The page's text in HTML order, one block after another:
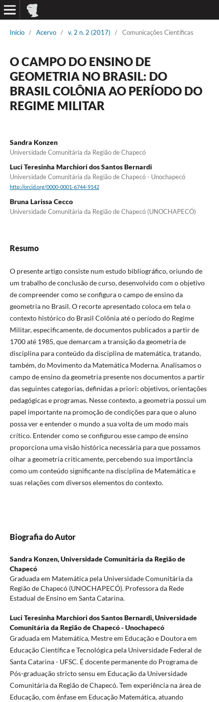
Início / Acervo / v. 2 n. 2 (2017) / Comunicações Científicas
O CAMPO DO ENSINO DE
GEOMETRIA NO BRASIL: DO
BRASIL COLÔNIA AO PERÍODO DO
REGIME MILITAR
Sandra Konzen
Universidade Comunitária da Região de Chapecó
Luci Teresinha Marchiori dos Santos Bernardi
Universidade Comunitária da Região de Chapecó - Unochapecó
http://orcid.org/0000-0001-6744-9142
Bruna Larissa Cecco
Universidade Comunitária da Região de Chapecó (UNOCHAPECÓ)
Resumo
O presente artigo consiste num estudo bibliográfico, oriundo de
um trabalho de conclusão de curso, desenvolvido com o objetivo
de compreender como se configura o campo de ensino da
geometria no Brasil. O recorte apresentado coloca em tela o
contexto histórico do Brasil Colônia até o período do Regime
Militar, especificamente, de documentos publicados a partir de
1700 até 1985, que demarcam a transição da geometria de
disciplina para conteúdo da disciplina de matemática, tratando,
também, do Movimento da Matemática Moderna. Analisamos o
campo de ensino da geometria presente nos documentos a partir
das seguintes categorias, definidas a priori: objetivos, orientações
pedagógicas e programas. Nesse contexto, a geometria possui um
papel importante na promoção de condições para que o aluno
possa ver e entender o mundo a sua volta de um modo mais
crítico. Entender como se configurou esse campo de ensino
proporciona uma visão histórica necessária para que possamos
olhar a geometria criticamente, percebendo sua importância
como um conteúdo significante na disciplina de Matemática e
suas relações com diversos elementos do contexto.
Biografia do Autor
Sandra Konzen,Universidade Comunitária da Região de
Chapecó
Graduada em Matemática pela Universidade Comunitária da
Região de Chapecó (UNOCHAPECÓ). Professora da Rede
Estadual de Ensino em Santa Catarina.
Luci Teresinha Marchiori dos Santos Bernardi,Universidade
Comunitária da Região de Chapecó - Unochapecó
Graduada em Matemática, Mestre em Educação e Doutora em
Educação Científica e Tecnológica pela Universidade Federal de
Santa Catarina - UFSC. É docente permanente do Programa de
Pós-graduação stricto sensu em Educação da Universidade
Comunitária da Região de Chapecó. Tem experiência na área de
Educação, com ênfase em Educação Matemática, atuando